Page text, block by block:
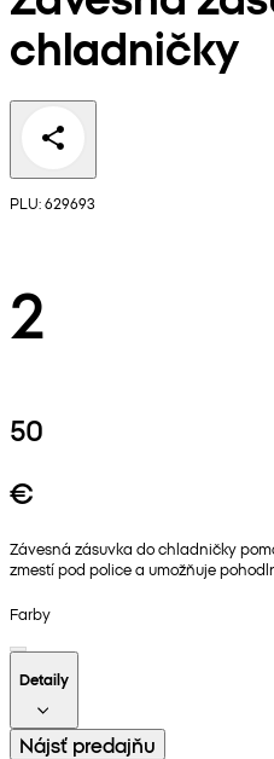
chladničky
PLU: 629693
2
50
€
Závesná zásuvka do chladničky
zmestí pod police a umožňuje
Farby
Detaily
Nájsť predajňu